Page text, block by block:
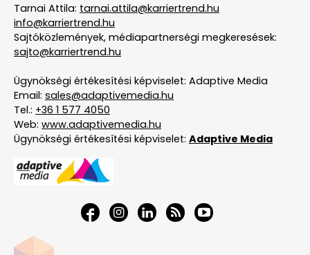
Tarnai Attila: tarnai.attila@karriertrend.hu
info@karriertrend.hu
Sajtóközlemények, médiapartnerségi megkeresések:
sajto@karriertrend.hu
Ügynökségi értékesítési képviselet: Adaptive Media
Email: sales@adaptivemedia.hu
Tel.: +36 1 577 4050
Web: www.adaptivemedia.hu
Ügynökségi értékesítési képviselet: Adaptive Media